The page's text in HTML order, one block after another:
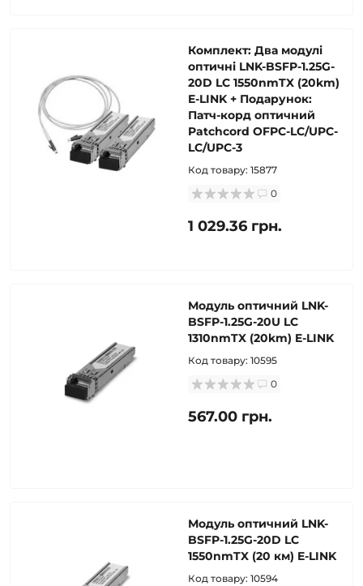
Комплект: Два модулі
оптичні LNK-BSFP-1.25G-
20D LC 1550nmTX (20km)
E-LINK + Подарунок:
Патч-корд оптичний
Patchcord OFPC-LC/UPC-
LC/UPC-3
Код товару: 15877
0
1 029.36 грн.
Модуль оптичний LNK-
BSFP-1.25G-20U LC
1310nmTX (20km) E-LINK
Код товару: 10595
0
567.00 грн.
Модуль оптичний LNK-
BSFP-1.25G-20D LC
1550nmTX (20 км) E-LINK
Код товару: 10594